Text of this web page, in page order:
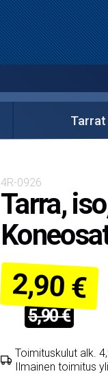
Tarrat
4R-0926
Tarra,
2,90 €
5,90 €
Toimituskulut alk.
Ilmainen toimitus